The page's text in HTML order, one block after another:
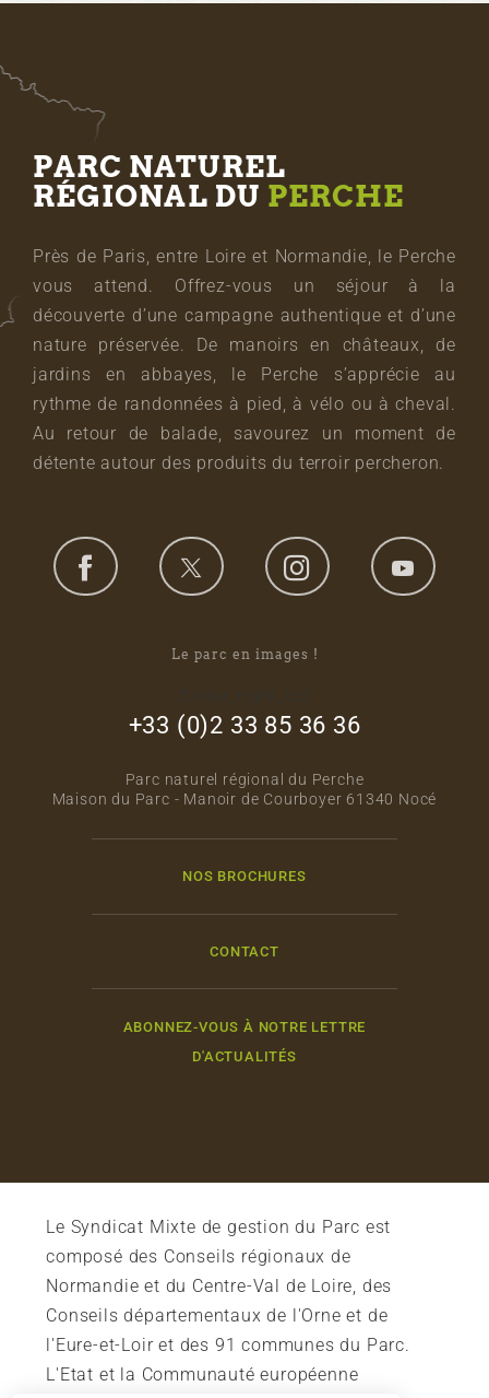
PARC NATUREL
RÉGIONAL DU PERCHE
Près de Paris, entre Loire et Normandie, le Perche
vous attend. Offrez-vous un séjour à la
découverte d’une campagne authentique et d’une
nature préservée. De manoirs en châteaux, de
jardins en abbayes, le Perche s’apprécie au
rythme de randonnées à pied, à vélo ou à cheval.
Au retour de balade, savourez un moment de
détente autour des produits du terroir percheron.
Le parc en images !
+33 (0)2 33 85 36 36
Parc naturel régional du Perche
Maison du Parc - Manoir de Courboyer 61340 Nocé
NOS BROCHURES
CONTACT
ABONNEZ-VOUS À NOTRE LETTRE
D'ACTUALITÉS
Le Syndicat Mixte de gestion du Parc est
composé des Conseils régionaux de
Normandie et du Centre-Val de Loire, des
Conseils départementaux de l'Orne et de
l'Eure-et-Loir et des 91 communes du Parc.
L'Etat et la Communauté européenne